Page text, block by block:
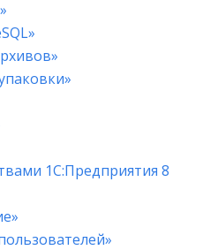
1С:Предприятия 8